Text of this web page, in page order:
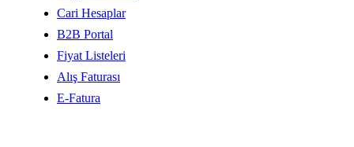
Cari Hesaplar
B2B Portal
Fiyat Listeleri
Alış Faturası
E-Fatura